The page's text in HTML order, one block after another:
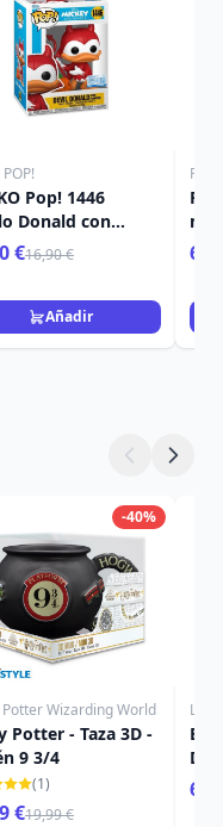
Pop! 1446
Donald con
- Disney
€16,90 €
Añadir
-40%
Wizarding World
Potter - Taza 3D -
9 3/4
(1)
€19,99 €
Up